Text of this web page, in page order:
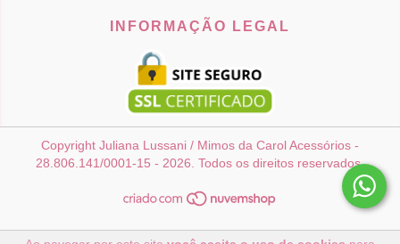
INFORMAÇÃO LEGAL
Copyright Juliana Lussani / Mimos da Carol Acessórios -
28.806.141/0001-15 - 2026. Todos os direitos reservados.